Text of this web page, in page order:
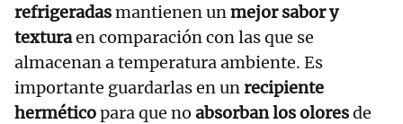
refrigeradasmantienen un mejor sabor y
texturaen comparación con las que se
almacenan a temperatura ambiente. Es
importante guardarlas en un recipiente
herméticopara que no absorban los oloresde